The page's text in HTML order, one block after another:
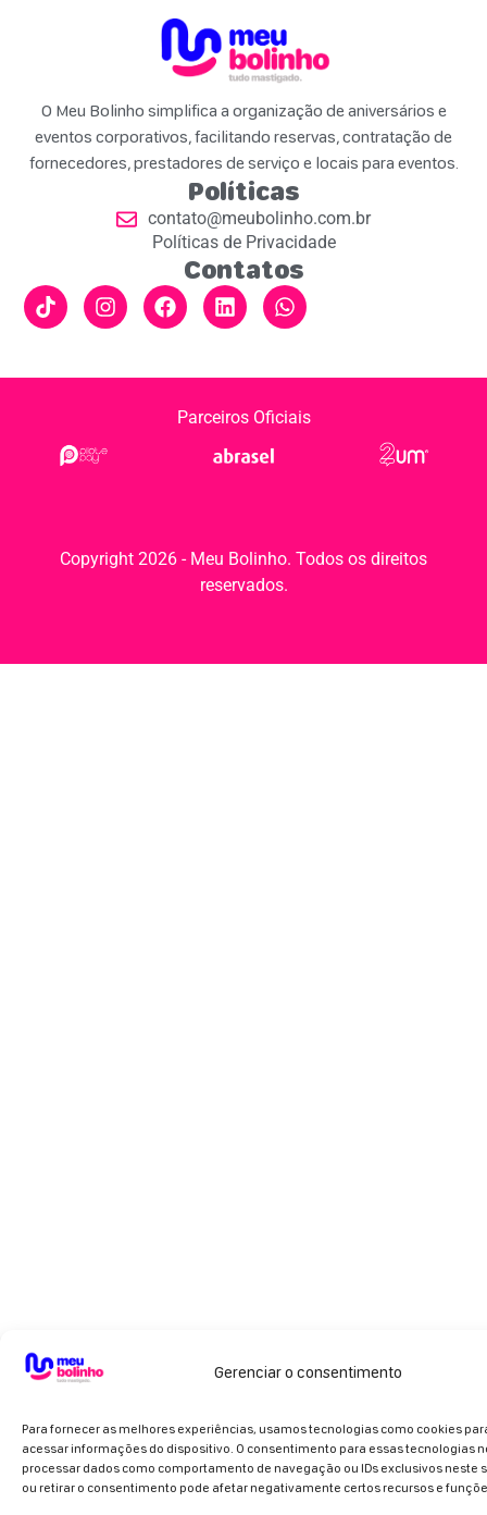
Gerenciar o consentimento
Para fornecer as melhores experiências, usamos tecnologias como cookies
acessar informações do dispositivo. O consentimento para essas tecnologias
processar dados como comportamento de navegação ou IDs exclusivos neste
ou retirar o consentimento pode afetar negativamente certos recursos e
O Meu Bolinho simplifica a organização de aniversários e
eventos corporativos, facilitando reservas, contratação de
fornecedores, prestadores de serviço e locais para eventos.
Políticas
contato@meubolinho.com.br
Políticas de Privacidade
Contatos
Parceiros Oficiais
Copyright 2026 - Meu Bolinho. Todos os direitos
reservados.